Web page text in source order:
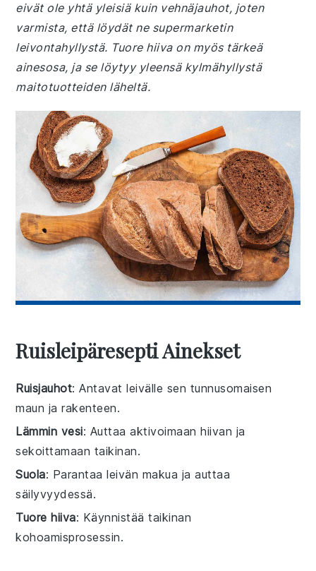
eivät ole yhtä yleisiä kuin vehnäjauhot, joten
varmista, että löydät ne supermarketin
leivontahyllystä. Tuore hiiva on myös tärkeä
ainesosa, ja se löytyy yleensä kylmähyllystä
maitotuotteiden läheltä.
Ruisleipäresepti Ainekset
Ruisjauhot: Antavat leivälle sen tunnusomaisen
maun ja rakenteen.
Lämmin vesi: Auttaa aktivoimaan hiivan ja
sekoittamaan taikinan.
Suola: Parantaa leivän makua ja auttaa
säilyvyydessä.
Tuore hiiva: Käynnistää taikinan
kohoamisprosessin.